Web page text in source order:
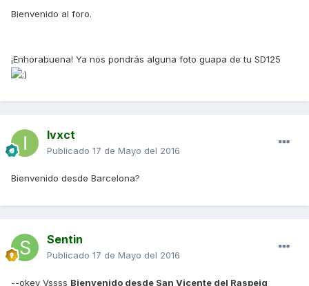
Bienvenido al foro.
¡Enhorabuena! Ya nos pondrás alguna foto guapa de tu SD125
Ivxct
Publicado 17 de Mayo del 2016
Bienvenido desde Barcelona?
Sentin
Publicado 17 de Mayo del 2016
--okey Vssss Bienvenido desde San Vicente del Raspeig